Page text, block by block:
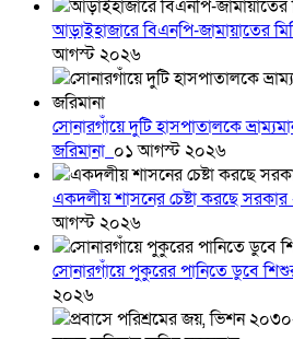
আড়াইহাজারে বিএনপি-জামায়াতের
আগস্ট ২০২৬
সোনারগাঁয়ে দুটি হাসপাতালকে
জরিমানা ০১ আগস্ট ২০২৬
একদলীয় শাসনের চেষ্টা করছে সরকার
আগস্ট ২০২৬
সোনারগাঁয়ে পুকুরের পানিতে ডুবে
২০২৬